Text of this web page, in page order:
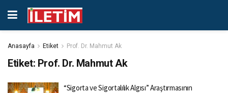
Anasayfa Etiket Prof. Dr. Mahmut Ak
Etiket: Prof. Dr. Mahmut Ak
“Sigorta ve Sigortalılık Algısı” Araştırmasının